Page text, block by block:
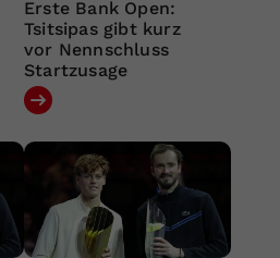
Erste Bank Open:
Tsitsipas gibt kurz
vor Nennschluss
Startzusage